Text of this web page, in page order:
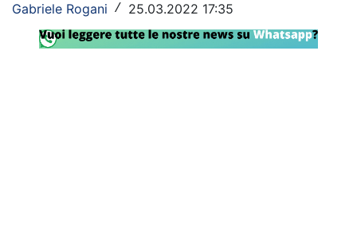
Rassegna Lazio
Social
Gabriele Rogani / 25.03.2022 17:35